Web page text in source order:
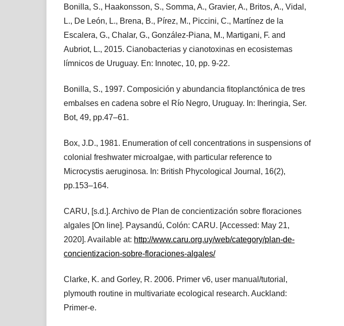
Bonilla, S., Haakonsson, S., Somma, A., Gravier, A., Britos, A., Vidal,
L., De León, L., Brena, B., Pírez, M., Piccini, C., Martínez de la
Escalera, G., Chalar, G., González-Piana, M., Martigani, F. and
Aubriot, L., 2015. Cianobacterias y cianotoxinas en ecosistemas
límnicos de Uruguay. En: Innotec, 10, pp. 9-22.
Bonilla, S., 1997. Composición y abundancia fitoplanctónica de tres
embalses en cadena sobre el Río Negro, Uruguay. In: Iheringia, Ser.
Bot, 49, pp.47–61.
Box, J.D., 1981. Enumeration of cell concentrations in suspensions of
colonial freshwater microalgae, with particular reference to
Microcystis aeruginosa. In: British Phycological Journal, 16(2),
pp.153–164.
CARU, [s.d.]. Archivo de Plan de concientización sobre floraciones
algales [On line]. Paysandú, Colón: CARU. [Accessed: May 21,
2020]. Available at: http://www.caru.org.uy/web/category/plan-de-
concientizacion-sobre-floraciones-algales/
Clarke, K. and Gorley, R. 2006. Primer v6, user manual/tutorial,
plymouth routine in multivariate ecological research. Auckland:
Primer-e.